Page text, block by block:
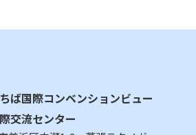
ば国際コンベンションビュー
交流センター